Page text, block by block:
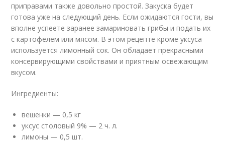
приправами также довольно простой. Закуска будет
готова уже на следующий день. Если ожидаются гости, вы
вполне успеете заранее замариновать грибы и подать их
с картофелем или мясом. В этом рецепте кроме уксуса
используется лимонный сок. Он обладает прекрасными
консервирующими свойствами и приятным освежающим
вкусом.
Ингредиенты:
вешенки — 0,5 кг
уксус столовый 9% — 2 ч. л.
лимоны — 0,5 шт.